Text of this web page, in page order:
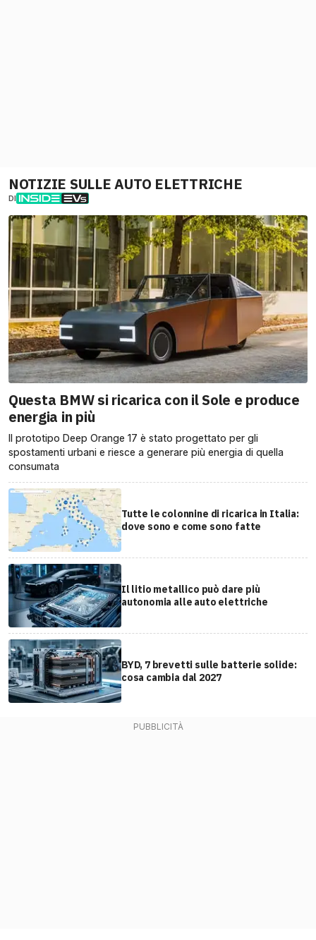
NOTIZIE SULLE AUTO ELETTRICHE
DI
Questa BMW si ricarica con il Sole e produce
energia in più
Il prototipo Deep Orange 17 è stato progettato per gli
spostamenti urbani e riesce a generare più energia di quella
consumata
Tutte le colonnine di ricarica in Italia:
dove sono e come sono fatte
Il litio metallico può dare più
autonomia alle auto elettriche
BYD, 7 brevetti sulle batterie solide:
cosa cambia dal 2027